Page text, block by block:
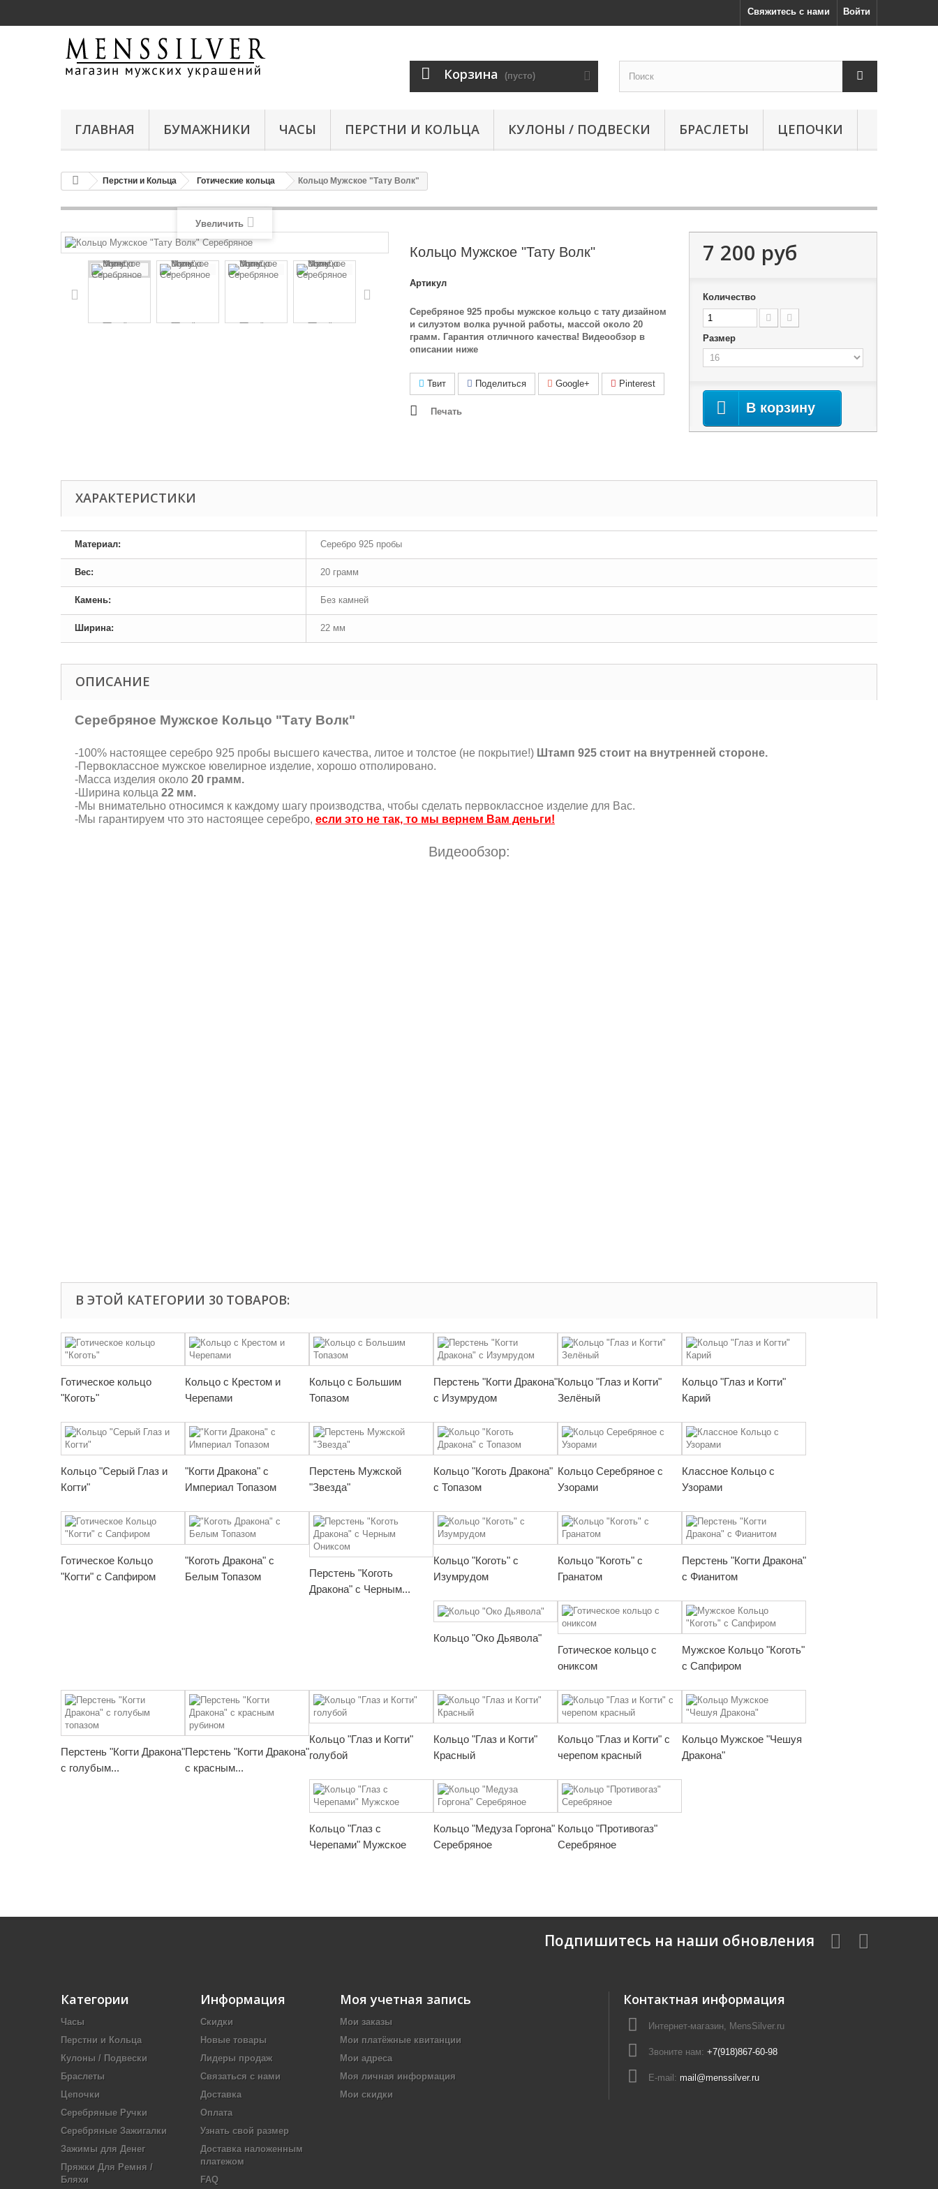
Войти
Свяжитесь с нами
Корзина (пусто)
ГЛАВНАЯ БУМАЖНИКИ ЧАСЫ ПЕРСТНИ И КОЛЬЦА КУЛОНЫ / ПОДВЕСКИ БРАСЛЕТЫ ЦЕПОЧКИ
Перстни и Кольца Готические кольца Кольцо Мужское "Тату Волк"
Увеличить
Кольцо Мужское "Тату Волк"
Артикул
Серебряное 925 пробы мужское кольцо с тату дизайном
и силуэтом волка ручной работы, массой около 20
грамм. Гарантия отличного качества! Видеообзор в
описании ниже
Твит Поделиться Google+ Pinterest
Печать
7 200 руб
Количество
Размер
В корзину
ХАРАКТЕРИСТИКИ
Материал: Серебро 925 пробы
Вес: 20 грамм
Камень: Без камней
Ширина: 22 мм
ОПИСАНИЕ
Серебряное Мужское Кольцо "Тату Волк"
-100% настоящее серебро 925 пробы высшего качества, литое и толстое (не покрытие!) Штамп 925 стоит на внутренней стороне.
-Первоклассное мужское ювелирное изделие, хорошо отполировано.
-Масса изделия около 20 грамм.
-Ширина кольца 22 мм.
-Мы внимательно относимся к каждому шагу производства, чтобы сделать первоклассное изделие для Вас.
-Мы гарантируем что это настоящее серебро, если это не так, то мы вернем Вам деньги!
Видеообзор:
В ЭТОЙ КАТЕГОРИИ 30 ТОВАРОВ:
Готическое кольцо
"Коготь"
Кольцо с Крестом и
Черепами
Кольцо с Большим
Топазом
Перстень "Когти Дракона"
с Изумрудом
Кольцо "Глаз и Когти"
Зелёный
Кольцо "Глаз и Когти"
Карий
Кольцо "Серый Глаз и
Когти"
"Когти Дракона" с
Империал Топазом
Перстень Мужской
"Звезда"
Кольцо "Коготь Дракона"
с Топазом
Кольцо Серебряное с
Узорами
Классное Кольцо с
Узорами
Готическое Кольцо
"Когти" с Сапфиром
"Коготь Дракона" с
Белым Топазом
Перстень "Коготь
Дракона" с Черным...
Кольцо "Коготь" с
Изумрудом
Кольцо "Коготь" с
Гранатом
Перстень "Когти Дракона"
с Фианитом
Кольцо "Око Дьявола"
Готическое кольцо с
ониксом
Мужское Кольцо "Коготь"
с Сапфиром
Перстень "Когти Дракона"
с голубым...
Перстень "Когти Дракона"
с красным...
Кольцо "Глаз и Когти"
голубой
Кольцо "Глаз и Когти"
Красный
Кольцо "Глаз и Когти" с
черепом красный
Кольцо Мужское "Чешуя
Дракона"
Кольцо "Глаз с
Черепами" Мужское
Кольцо "Медуза Горгона"
Серебряное
Кольцо "Противогаз"
Серебряное
Подпишитесь на наши обновления
Категории
Часы
Перстни и Кольца
Кулоны / Подвески
Браслеты
Цепочки
Серебряные Ручки
Серебряные Зажигалки
Зажимы для Денег
Пряжки Для Ремня /
Бляхи
Информация
Скидки
Новые товары
Лидеры продаж
Связаться с нами
Доставка
Оплата
Узнать свой размер
Доставка наложенным
платежом
FAQ
Моя учетная запись
Мои заказы
Мои платёжные квитанции
Мои адреса
Моя личная информация
Мои скидки
Контактная информация
Интернет-магазин, MensSilver.ru
Звоните нам: +7(918)867-60-98
E-mail: mail@menssilver.ru